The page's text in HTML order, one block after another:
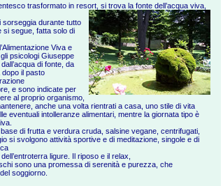
trasformato in resort, si trova la fonte dell’acqua viva,
sorseggia durante tutto
si segue, fatta solo di
Viva e
psicologi Giuseppe
di fonte, da
dopo il pasto
e sono indicate per
al proprio organismo,
anche una volta rientrati a casa, uno stile di vita
eventuali intolleranze alimentari, mentre la giornata tipo è
di frutta e verdura cruda, salsine vegane, centrifugati,
si svolgono attività sportive e di meditazione, singole e di
ligure. Il riposo e il relax,
sono una promessa di serenità e purezza, che
soggiorno.